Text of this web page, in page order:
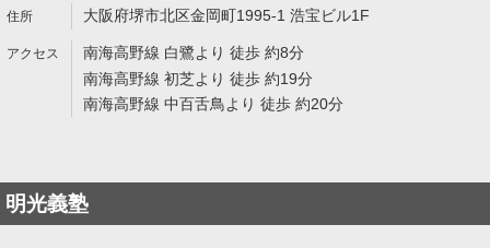
大阪府堺市北区金岡町1995-1 浩宝ビル1F
南海高野線 白鷺より 徒歩 約8分
南海高野線 初芝より 徒歩 約19分
南海高野線 中百舌鳥より 徒歩 約20分
明光義塾